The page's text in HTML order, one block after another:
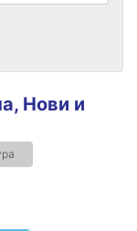
Нови и